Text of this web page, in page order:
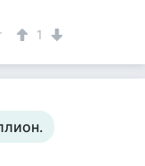
1